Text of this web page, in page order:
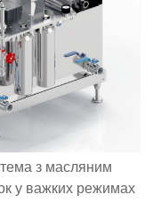
з масляним
у важких режимах